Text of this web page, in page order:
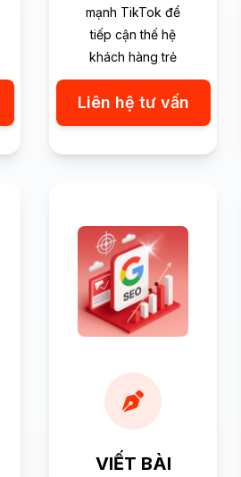
mạnh TikTok để
tiếp cận thế hệ
khách hàng trẻ
Liên hệ tư vấn
VIẾT BÀI